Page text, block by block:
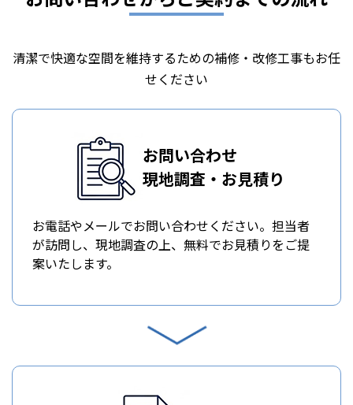
清潔で快適な空間を維持するための補修・改修工事もお任
せください
お問い合わせ
現地調査・お見積り
お電話やメールでお問い合わせください。担当者
が訪問し、現地調査の上、無料でお見積りをご提
案いたします。